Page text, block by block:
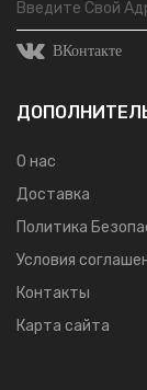
ВКонтакте
О нас
Доставка
Политика
Условия
Контакты
Карта сайта